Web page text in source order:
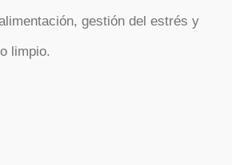
gestión del estrés y
limpio.